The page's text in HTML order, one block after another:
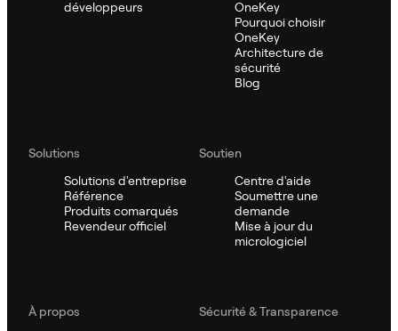
développeurs
OneKey
Pourquoi choisir
OneKey
Architecture de
sécurité
Blog
Solutions
Solutions d'entreprise
Référence
Produits comarqués
Revendeur officiel
Soutien
Centre d'aide
Soumettre une
demande
Mise à jour du
micrologiciel
À propos
Sécurité & Transparence